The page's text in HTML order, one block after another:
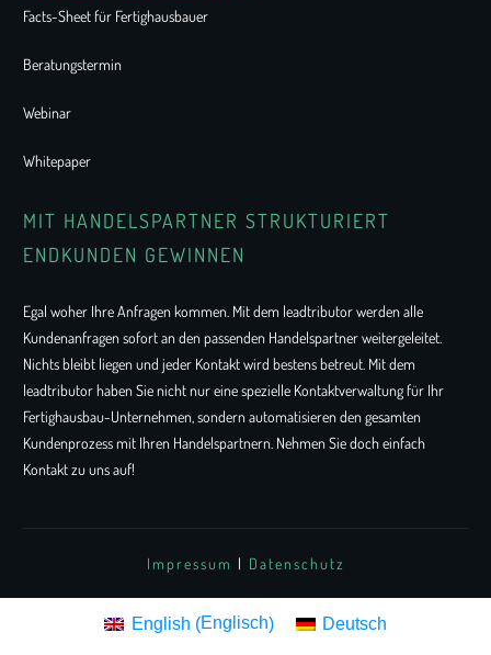
Facts-Sheet für Fertighausbauer
Beratungstermin
Webinar
Whitepaper
MIT HANDELSPARTNER STRUKTURIERT
ENDKUNDEN GEWINNEN
Egal woher Ihre Anfragen kommen. Mit dem leadtributor werden alle
Kundenanfragen sofort an den passenden Handelspartner weitergeleitet.
Nichts bleibt liegen und jeder Kontakt wird bestens betreut. Mit dem
leadtributor haben Sie nicht nur eine spezielle Kontaktverwaltung für Ihr
Fertighausbau-Unternehmen, sondern automatisieren den gesamten
Kundenprozess mit Ihren Handelspartnern. Nehmen Sie doch einfach
Kontakt zu uns auf!
Impressum | Datenschutz
English (Englisch) Deutsch